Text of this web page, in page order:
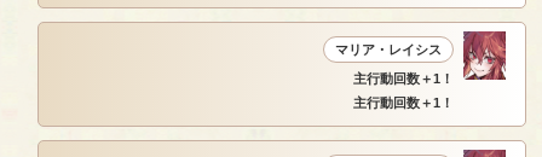
マリア・レイシス
主行動回数＋1！
主行動回数＋1！